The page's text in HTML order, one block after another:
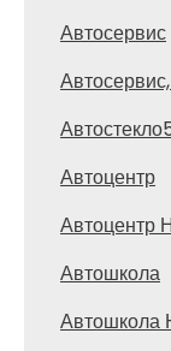
Автосервис
Автоцентр
Автоцентр
Автошкола
Автошкола